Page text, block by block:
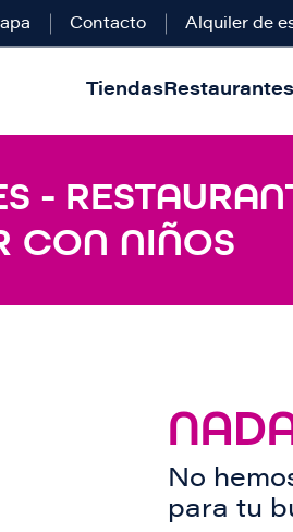
Contacto Alquiler de
TiendasRestaurantes
-
CON NIÑOS
No
para tu